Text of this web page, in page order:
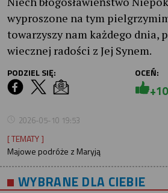
wyproszone na tym
towarzyszy nam każdego dnia,
wiecznej radości z Jej Synem.
PODZIEL SIĘ: OCEŃ:
2026-05-10 19:53
[ TEMATY ]
Majowe podróże z Maryją
WYBRANE DLA CIEBIE